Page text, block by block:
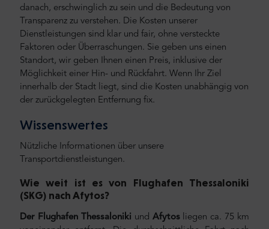
danach, erschwinglich zu sein und die Bedeutung von
Transparenz zu verstehen. Die Kosten unserer
Dienstleistungen sind klar und fair, ohne versteckte
Faktoren oder Überraschungen. Sie geben uns einen
Standort, wir geben Ihnen einen Preis, inklusive der
Möglichkeit einer Hin- und Rückfahrt. Wenn Ihr Ziel
innerhalb der Stadt liegt, sind die Kosten unabhängig von
der zurückgelegten Entfernung fix.
Wissenswertes
Nützliche Informationen über unsere
Transportdienstleistungen.
Wie weit ist es von Flughafen Thessaloniki
(SKG) nach Afytos?
Der Flughafen Thessaloniki und Afytos liegen ca. 75 km